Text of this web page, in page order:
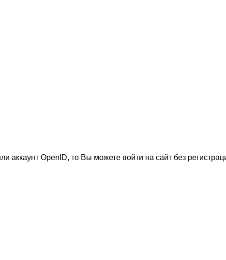
аккаунт OpenID, то Вы можете войти на сайт без